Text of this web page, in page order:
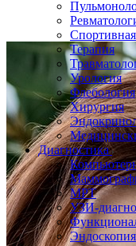
Терапия
Урология
Флебология
Хирургия
Диагностика
МРТ
УЗИ-
Эндоскопия